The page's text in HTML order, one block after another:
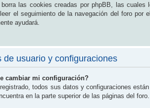
las cookies creadas por phpBB, las
el seguimiento de la navegación del foro
ayudará.
de usuario y configuraciones
cambiar mi configuración?
todos sus datos y configuraciones
en la parte superior de las páginas del